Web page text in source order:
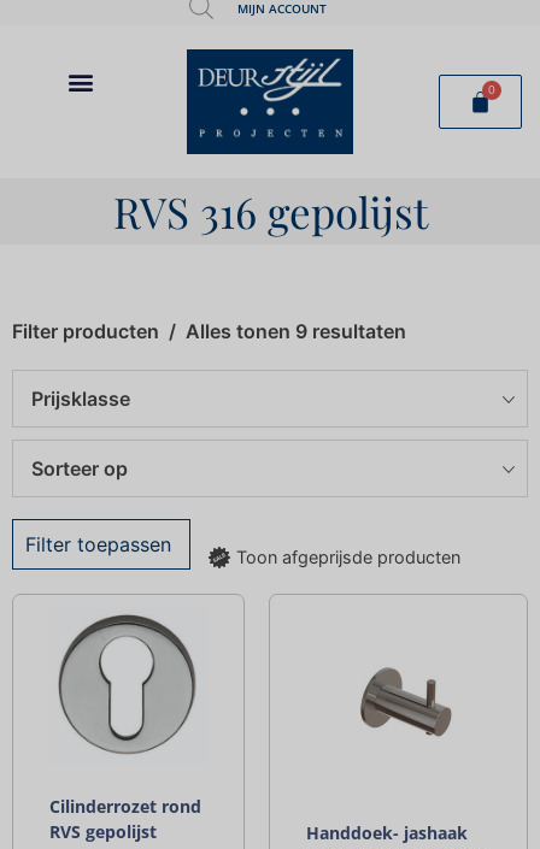
MIJN ACCOUNT
0
RVS 316 gepolijst
Filter producten Alles tonen 9 resultaten
Prijsklasse
Sorteer op
Filter toepassen
Toon afgeprijsde producten
Cilinderrozet rond
RVS gepolijst
Handdoek- jashaak